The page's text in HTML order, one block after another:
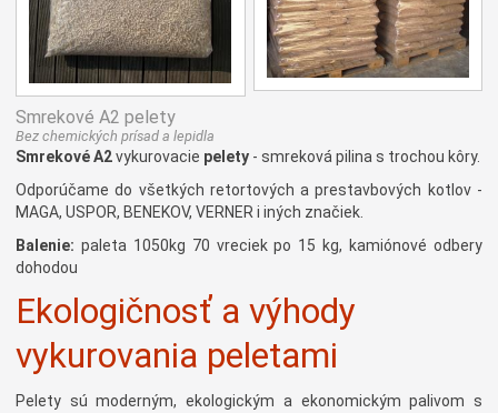
Smrekové A2 pelety
Bez chemických prísad a lepidla
Smrekové A2vykurovacie pelety - smreková pilina s trochou kôry.
Odporúčame do všetkých retortových a prestavbových kotlov -
MAGA, USPOR, BENEKOV, VERNER i iných značiek.
Balenie: paleta 1050kg 70 vreciek po 15 kg, kamiónové odbery
dohodou
Ekologičnosť a výhody
vykurovania peletami
Pelety sú moderným, ekologickým a ekonomickým palivom s